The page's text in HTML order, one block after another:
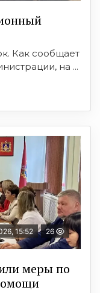
Как сообщает
на ...
15:52 26
меры по